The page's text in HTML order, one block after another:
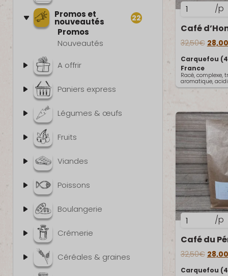
Promos et
nouveautés 22
Promos
Nouveautés
A offrir
Paniers express
Légumes & œufs
Fruits
Viandes
Poissons
Boulangerie
Crémerie
Céréales & graines
32,50€ Le
28,00
Carquefou
France
Racé, complexe,
aromatique,
quantité
Café
d'Honduras
/
Grains
1kg
/p
32,50€ Le
28,00
Carquefou
quantité
Café
du
Pérou
/p